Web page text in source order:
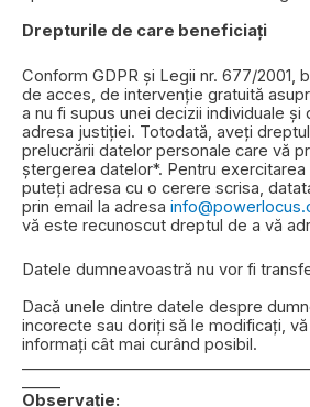
Drepturile de care beneficiați
Conform GDPR și Legii nr. 677/2001,
de acces, de intervenție gratuită
a nu fi supus unei decizii individuale și
adresa justiției. Totodată, aveți
prelucrării datelor personale care vă
ștergerea datelor*. Pentru
puteți adresa cu o cerere scrisa,
prin email la adresa
vă este recunoscut dreptul de a vă
Datele dumneavoastră nu vor fi
Dacă unele dintre datele despre
incorecte sau doriți să le modificați,
informați cât mai curând posibil.
Observație: